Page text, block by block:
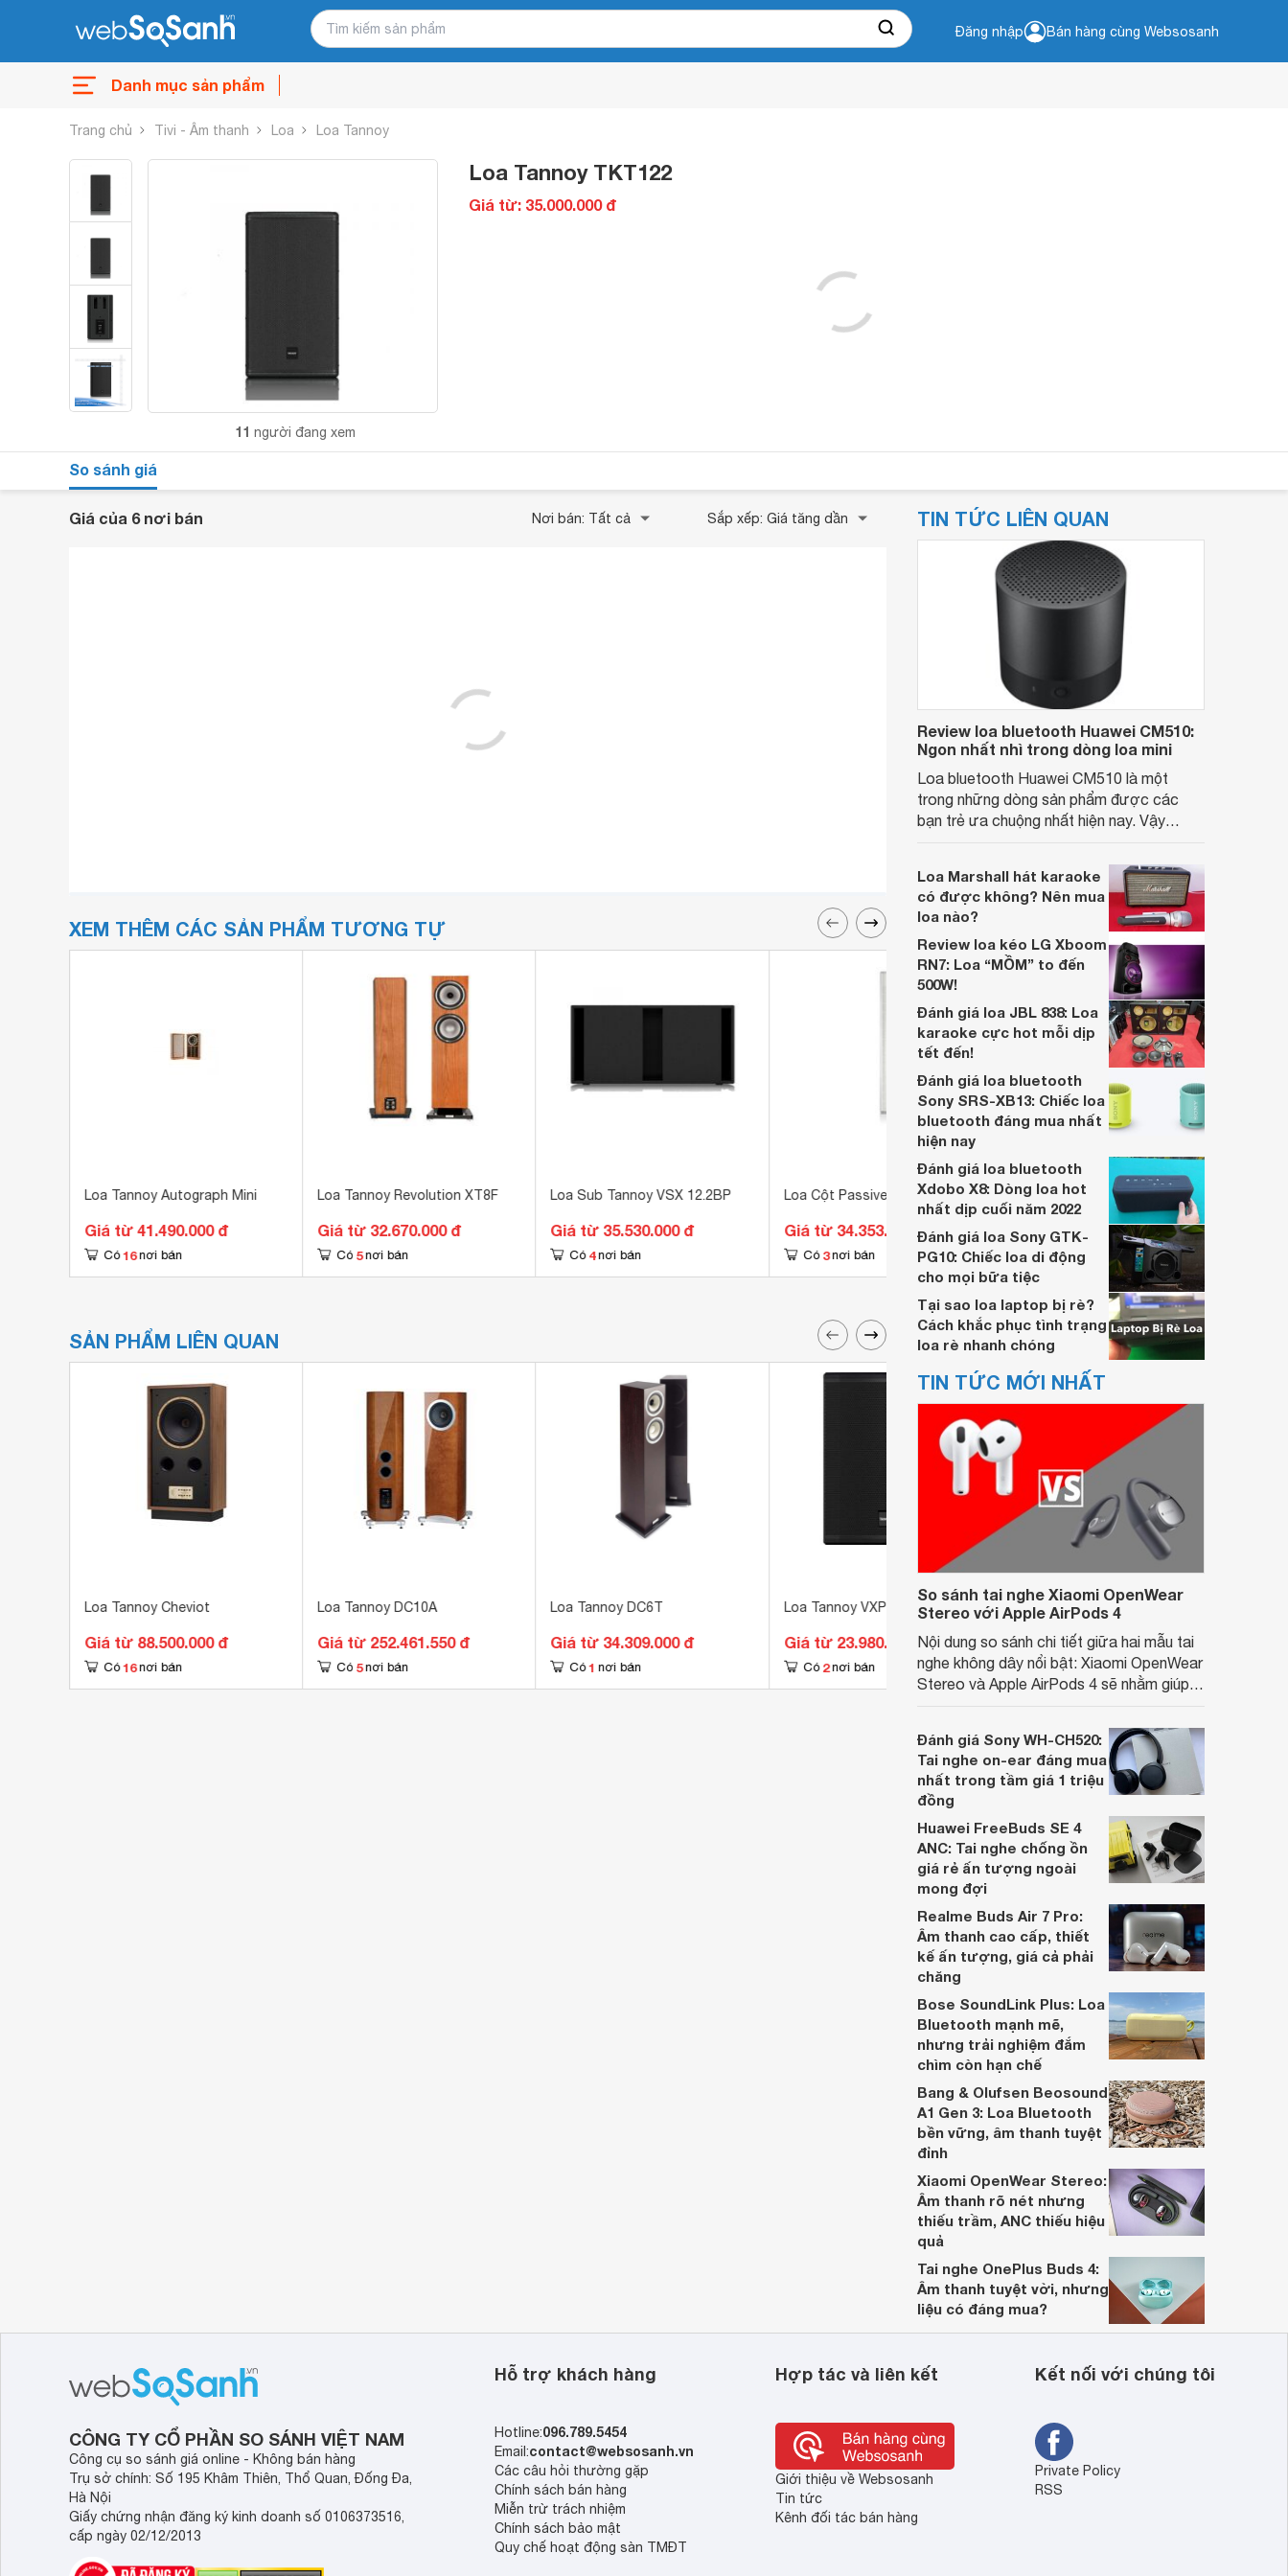
Đăng nhập Bán hàng cùng Websosanh
Danh mục sản phẩm
Trang chủ Tivi - Âm thanh Loa Loa Tannoy
11 người đang xem
Loa Tannoy TKT122
Giá từ: 35.000.000 đ
So sánh giá
Giá của 6 nơi bán Nơi bán: Tất cả Sắp xếp: Giá tăng dần
XEM THÊM CÁC SẢN PHẨM TƯƠNG TỰ
Loa Tannoy Autograph Mini
Giá từ 41.490.000 đ
Có 16 nơi bán
Loa Tannoy Revolution XT8F
Giá từ 32.670.000 đ
Có 5 nơi bán
Loa Sub Tannoy VSX 12.2BP
Giá từ 35.530.000 đ
Có 4 nơi bán
Loa Cột Passive Tannoy VLS 30
Giá từ 34.353.000 đ
Có 3 nơi bán
Loa Tannoy Super Tweeter
ST200
Giá từ 42.350.000 đ
Có 1 nơi bán
SẢN PHẨM LIÊN QUAN
Loa Tannoy Cheviot
Giá từ 88.500.000 đ
Có 16 nơi bán
Loa Tannoy DC10A
Giá từ 252.461.550 đ
Có 5 nơi bán
Loa Tannoy DC6T
Giá từ 34.309.000 đ
Có 1 nơi bán
Loa Tannoy VXP8
Giá từ 23.980.000 đ
Có 2 nơi bán
Loa Tannoy DC6LCR
Giá từ 45.980.000 đ
Có 4 nơi bán
TIN TỨC LIÊN QUAN
Review loa bluetooth Huawei CM510:
Ngon nhất nhì trong dòng loa mini
Loa bluetooth Huawei CM510 là một
trong những dòng sản phẩm được các
bạn trẻ ưa chuộng nhất hiện nay. Vậy
Loa Marshall hát karaoke
có được không? Nên mua
loa nào?
Review loa kéo LG Xboom
RN7: Loa “MỒM” to đến
500W!
Đánh giá loa JBL 838: Loa
karaoke cực hot mỗi dịp
tết đến!
Đánh giá loa bluetooth
Sony SRS-XB13: Chiếc loa
bluetooth đáng mua nhất
hiện nay
Đánh giá loa bluetooth
Xdobo X8: Dòng loa hot
nhất dịp cuối năm 2022
Đánh giá loa Sony GTK-
PG10: Chiếc loa di động
cho mọi bữa tiệc
Tại sao loa laptop bị rè?
Cách khắc phục tình trạng
loa rè nhanh chóng
TIN TỨC MỚI NHẤT
So sánh tai nghe Xiaomi OpenWear
Stereo với Apple AirPods 4
Nội dung so sánh chi tiết giữa hai mẫu tai
nghe không dây nổi bật: Xiaomi OpenWear
Stereo và Apple AirPods 4 sẽ nhằm giúp
dựa trên nhu cầu và sở thích cá nhân. Cả
hai đều là sản phẩm chất lượng cao,
nhưng hướng tới đối tượng khách hàng
khác nhau.
Đánh giá Sony WH-CH520:
Tai nghe on-ear đáng mua
nhất trong tầm giá 1 triệu
đồng
Huawei FreeBuds SE 4
ANC: Tai nghe chống ồn
giá rẻ ấn tượng ngoài
mong đợi
Realme Buds Air 7 Pro:
Âm thanh cao cấp, thiết
kế ấn tượng, giá cả phải
chăng
Bose SoundLink Plus: Loa
Bluetooth mạnh mẽ,
nhưng trải nghiệm đắm
chìm còn hạn chế
Bang & Olufsen Beosound
A1 Gen 3: Loa Bluetooth
bền vững, âm thanh tuyệt
đỉnh
Xiaomi OpenWear Stereo:
Âm thanh rõ nét nhưng
thiếu trầm, ANC thiếu hiệu
quả
Tai nghe OnePlus Buds 4:
Âm thanh tuyệt vời, nhưng
liệu có đáng mua?
CÔNG TY CỔ PHẦN SO SÁNH VIỆT NAM
Công cụ so sánh giá online - Không bán hàng
Trụ sở chính: Số 195 Khâm Thiên, Thổ Quan, Đống Đa,
Hà Nội
Giấy chứng nhận đăng ký kinh doanh số 0106373516,
cấp ngày 02/12/2013
Hỗ trợ khách hàng
Hotline:096.789.5454
Email:contact@websosanh.vn
Các câu hỏi thường gặp
Chính sách bán hàng
Miễn trừ trách nhiệm
Chính sách bảo mật
Quy chế hoạt động sàn TMĐT
Hợp tác và liên kết
Giới thiệu về Websosanh
Tin tức
Kênh đối tác bán hàng
Kết nối với chúng tôi
Private Policy
RSS